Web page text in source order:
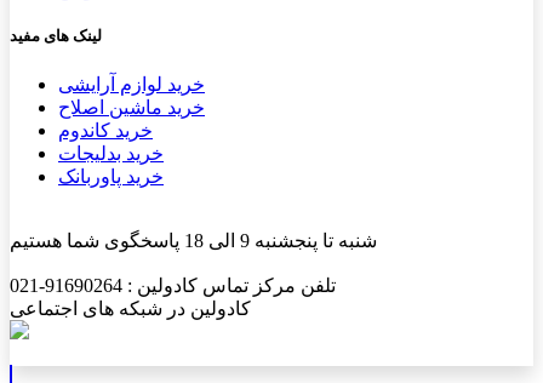
لینک های مفید
خرید لوازم آرایشی
خرید ماشین اصلاح
خرید کاندوم
خرید بدلیجات
خرید پاوربانک
شنبه تا پنجشنبه 9 الی 18 پاسخگوی شما هستیم
تلفن مرکز تماس کادولین : 91690264-021
کادولین در شبکه های اجتماعی